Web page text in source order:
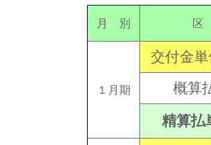
月 別
１月期
交付金
概算
精算払